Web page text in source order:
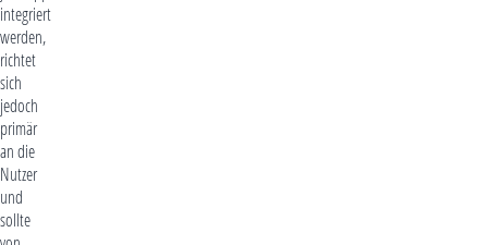
integriert
werden,
richtet
sich
jedoch
primär
an die
Nutzer
und
sollte